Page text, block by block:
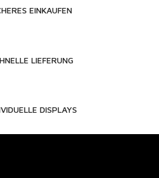
EINKAUFEN
LIEFERUNG
DISPLAYS